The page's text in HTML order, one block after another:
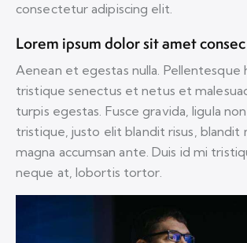
consectetur adipiscing elit.
Lorem ipsum dolor sit amet consec
Aenean et egestas nulla. Pellentesque
tristique senectus et netus et
turpis egestas. Fusce gravida, ligula
tristique, justo elit blandit risus, blandit
magna accumsan ante. Duis id mi
neque at, lobortis tortor.